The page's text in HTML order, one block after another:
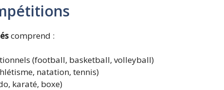
comprend :
(football, basketball, volleyball)
natation, tennis)
karaté, boxe)